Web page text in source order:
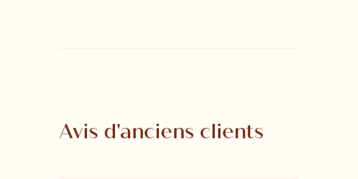
Avis d'anciens clients